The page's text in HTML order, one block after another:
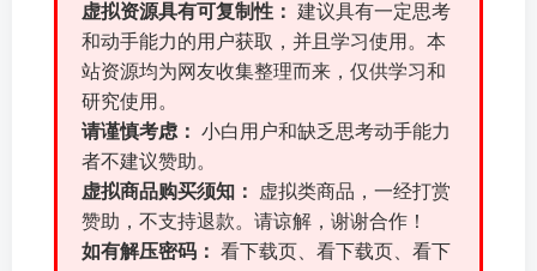
虚拟资源具有可复制性： 建议具有一定思考
和动手能力的用户获取，并且学习使用。本
站资源均为网友收集整理而来，仅供学习和
研究使用。
请谨慎考虑： 小白用户和缺乏思考动手能力
者不建议赞助。
虚拟商品购买须知：
虚拟类商品，一经打赏
赞助，不支持退款。请谅解，谢谢合作！
如有解压密码： 看下载页、看下载页、看下